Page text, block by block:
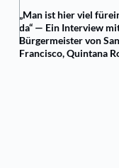
„Man ist hier viel
da“ — Ein Interview
Bürgermeister von San
Francisco, Quintana